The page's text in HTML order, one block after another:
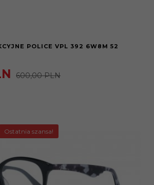
POLICE VPL 392 6W8M 52
600,00 PLN
Ostatnia szansa!